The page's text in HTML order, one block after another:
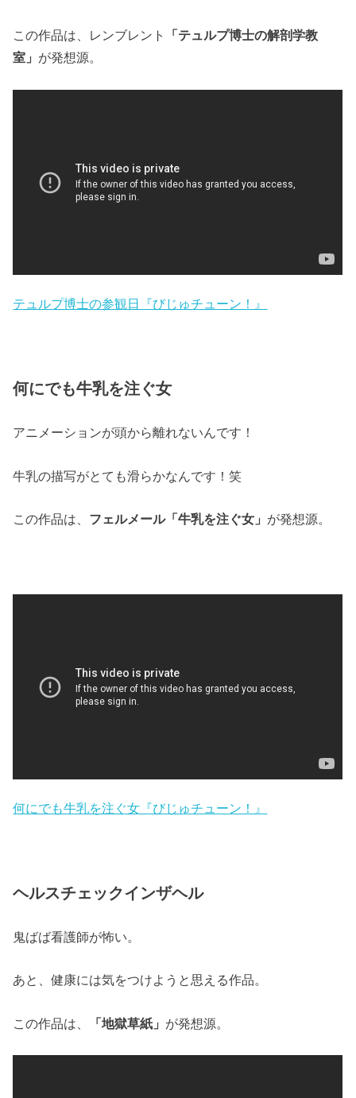
この作品は、レンブレント
「テュルプ博士の解剖学教
室」 が発想源。
テュルプ博士の参観日『びじゅチューン！』
何にでも牛乳を注ぐ女
アニメーションが頭から離れないんです！
牛乳の描写がとても滑らかなんです！笑
この作品は、 フェルメール「牛乳を注ぐ女」 が発想源。
何にでも牛乳を注ぐ女『びじゅチューン！』
ヘルスチェックインザヘル
鬼ばば看護師が怖い。
あと、健康には気をつけようと思える作品。
この作品は、 「地獄草紙」 が発想源。